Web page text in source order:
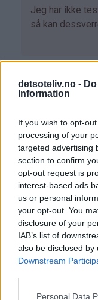
detsoteliv.no -
Information
If you wish to opt-
processing of your
targeted advertising
section to confirm
opt-out request is
interest-based ads
us or personal
your opt-out. You
disclosure of your
IAB’s list of
also be disclosed
Downstream
Personal Data
Som
svar
(ikke
bekreftet)
Jeg har ikke
så kan
Armita -
svar
på
av
Helene
(ikke
bekreftet)
på å ikke ha på
Selma -
Som
svar
på
av
Helene
(ikke
Det går helt bra
Prøvde selv og
min på ganske
annerledes på
ut.